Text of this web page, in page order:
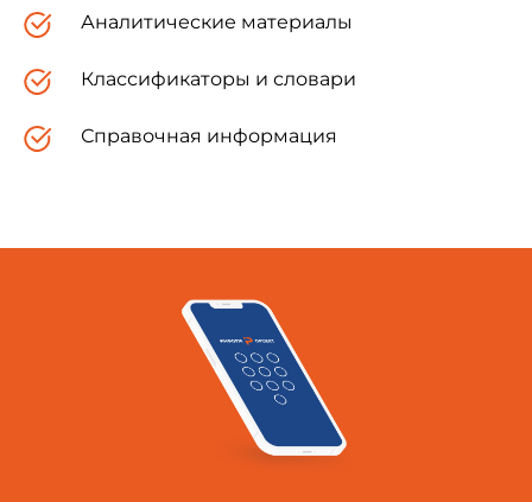
Аналитические материалы
Классификаторы и словари
Справочная информация